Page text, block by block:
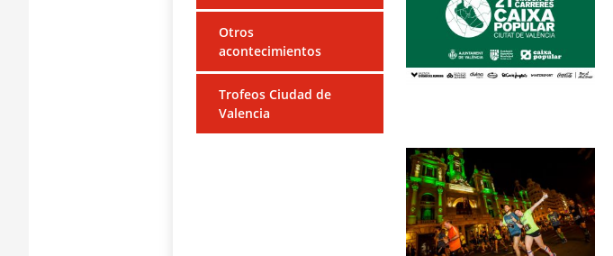
Otros
acontecimientos
Trofeos Ciudad de
Valencia